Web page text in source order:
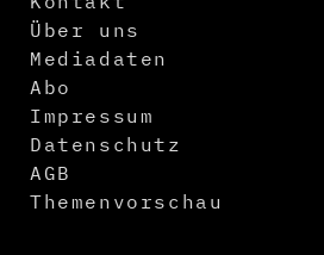
Über uns
Mediadaten
Abo
Impressum
Datenschutz
AGB
Themenvorschau